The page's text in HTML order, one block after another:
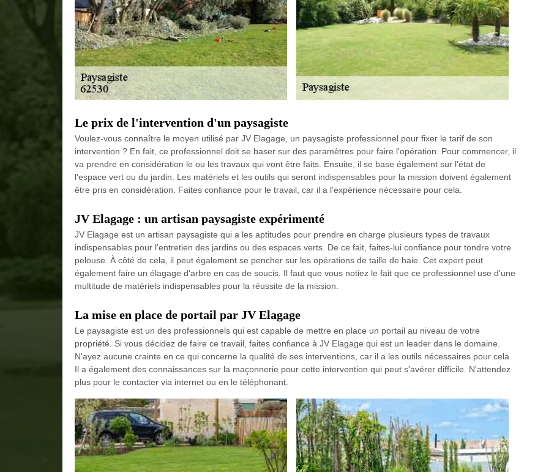
Le prix de l'intervention d'un paysagiste
Voulez-vous connaître le moyen utilisé par JV Elagage, un paysagiste professionnel pour fixer le tarif de son
intervention ? En fait, ce professionnel doit se baser sur des paramètres pour faire l'opération. Pour commencer, il
va prendre en considération le ou les travaux qui vont être faits. Ensuite, il se base également sur l'état de
l'espace vert ou du jardin. Les matériels et les outils qui seront indispensables pour la mission doivent également
être pris en considération. Faites confiance pour le travail, car il a l'expérience nécessaire pour cela.
JV Elagage : un artisan paysagiste expérimenté
JV Elagage est un artisan paysagiste qui a les aptitudes pour prendre en charge plusieurs types de travaux
indispensables pour l'entretien des jardins ou des espaces verts. De ce fait, faites-lui confiance pour tondre votre
pelouse. À côté de cela, il peut également se pencher sur les opérations de taille de haie. Cet expert peut
également faire un élagage d'arbre en cas de soucis. Il faut que vous notiez le fait que ce professionnel use d'une
multitude de matériels indispensables pour la réussite de la mission.
La mise en place de portail par JV Elagage
Le paysagiste est un des professionnels qui est capable de mettre en place un portail au niveau de votre
propriété. Si vous décidez de faire ce travail, faites confiance à JV Elagage qui est un leader dans le domaine.
N'ayez aucune crainte en ce qui concerne la qualité de ses interventions, car il a les outils nécessaires pour cela.
Il a également des connaissances sur la maçonnerie pour cette intervention qui peut s'avérer difficile. N'attendez
plus pour le contacter via internet ou en le téléphonant.